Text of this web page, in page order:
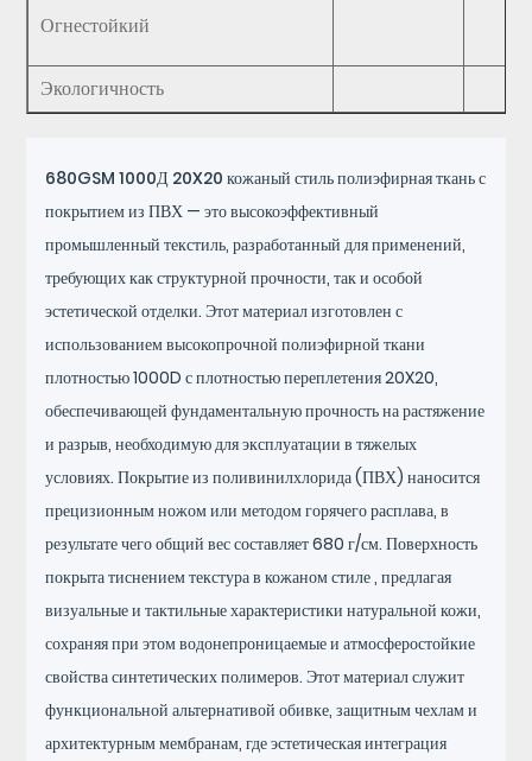
Огнестойкий
Экологичность
680GSM 1000Д 20X20 кожаный стиль полиэфирная ткань с
покрытием из ПВХ — это высокоэффективный
промышленный текстиль, разработанный для применений,
требующих как структурной прочности, так и особой
эстетической отделки. Этот материал изготовлен с
использованием высокопрочной полиэфирной ткани
плотностью 1000D с плотностью переплетения 20X20,
обеспечивающей фундаментальную прочность на растяжение
и разрыв, необходимую для эксплуатации в тяжелых
условиях. Покрытие из поливинилхлорида (ПВХ) наносится
прецизионным ножом или методом горячего расплава, в
результате чего общий вес составляет 680 г/см. Поверхность
покрыта тиснениемтекстура в кожаном стиле, предлагая
визуальные и тактильные характеристики натуральной кожи,
сохраняя при этом водонепроницаемые и атмосферостойкие
свойства синтетических полимеров. Этот материал служит
функциональной альтернативой обивке, защитным чехлам и
архитектурным мембранам, где эстетическая интеграция